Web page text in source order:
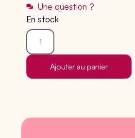
Une question ?
En stock
Ajouter au panier